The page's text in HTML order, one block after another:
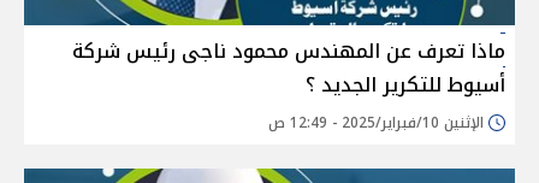
ماذا تعرف عن المهندس محمود ناجى رئيس شركة
أسيوط للتكرير الجديد ؟
الإثنين 10/فبراير/2025 - 12:49 ص